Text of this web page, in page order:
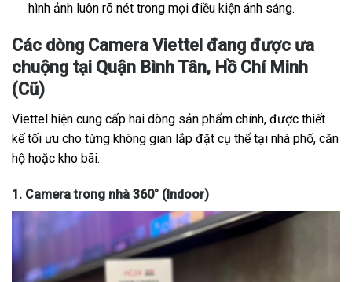
hình ảnh luôn rõ nét trong mọi điều kiện ánh sáng.
Các dòng Camera Viettel đang được ưa
chuộng tại Quận Bình Tân, Hồ Chí Minh
(Cũ)
Viettel hiện cung cấp hai dòng sản phẩm chính, được thiết
kế tối ưu cho từng không gian lắp đặt cụ thể tại nhà phố, căn
hộ hoặc kho bãi.
1. Camera trong nhà 360° (Indoor)